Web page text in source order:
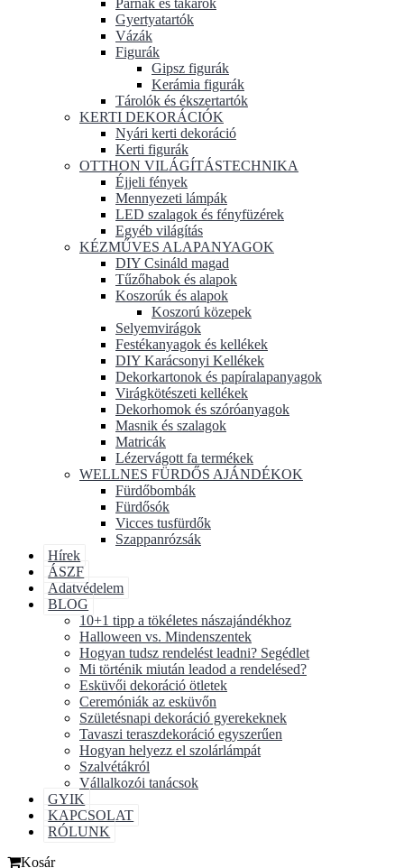
Párnák és takarók
Gyertyatartók
Vázák
Figurák
Gipsz figurák
Kerámia figurák
Tárolók és ékszertartók
KERTI DEKORÁCIÓK
Nyári kerti dekoráció
Kerti figurák
OTTHON VILÁGÍTÁSTECHNIKA
Éjjeli fények
Mennyezeti lámpák
LED szalagok és fényfüzérek
Egyéb világítás
KÉZMŰVES ALAPANYAGOK
DIY Csináld magad
Tűzőhabok és alapok
Koszorúk és alapok
Koszorú közepek
Selyemvirágok
Festékanyagok és kellékek
DIY Karácsonyi Kellékek
Dekorkartonok és papíralapanyagok
Virágkötészeti kellékek
Dekorhomok és szóróanyagok
Masnik és szalagok
Matricák
Lézervágott fa termékek
WELLNES FÜRDŐS AJÁNDÉKOK
Fürdőbombák
Fürdősók
Vicces tusfürdők
Szappanrózsák
Hírek
ÁSZF
Adatvédelem
BLOG
10+1 tipp a tökéletes nászajándékhoz
Halloween vs. Mindenszentek
Hogyan tudsz rendelést leadni? Segédlet
Mi történik miután leadod a rendelésed?
Esküvői dekoráció ötletek
Ceremóniák az esküvőn
Születésnapi dekoráció gyerekeknek
Tavaszi teraszdekoráció egyszerűen
Hogyan helyezz el szolárlámpát
Szalvétákról
Vállalkozói tanácsok
GYIK
KAPCSOLAT
RÓLUNK
Kosár